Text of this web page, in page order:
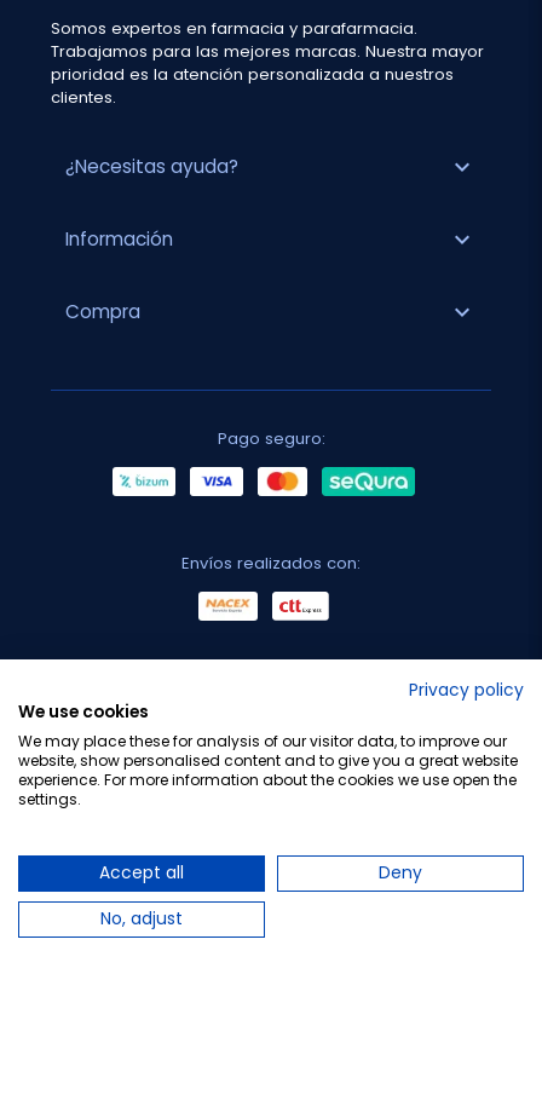
Somos expertos en farmacia y parafarmacia.
Trabajamos para las mejores marcas. Nuestra mayor
prioridad es la atención personalizada a nuestros
clientes.
¿Necesitas ayuda? expand_more
Información expand_more
Compra expand_more
Pago seguro:
Envíos realizados con:
Privacy policy
We use cookies
We may place these for analysis of our visitor data, to improve our
website, show personalised content and to give you a great website
experience. For more information about the cookies we use open the
settings.
Accept all
Deny
No, adjust